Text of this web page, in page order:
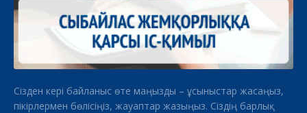
Сізден кері байланыс өте маңызды – ұсыныстар жасаңыз,
пікірлермен бөлісіңіз, жауаптар жазыңыз. Сіздің барлық